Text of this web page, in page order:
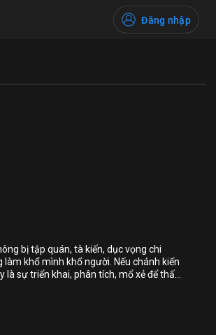
Đăng nhập
bị tập quán, tà kiến, dục vọng chi
khổ mình khổ người. Nếu chánh kiến
sự triển khai, phân tích, mổ xẻ để thấu
Bình luận